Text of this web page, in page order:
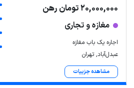
20,000,000 تومان رهن
مغازه و تجاری
اجاره یک باب مغازه
عبدل‌آباد, تهران
مشاهده جزییات